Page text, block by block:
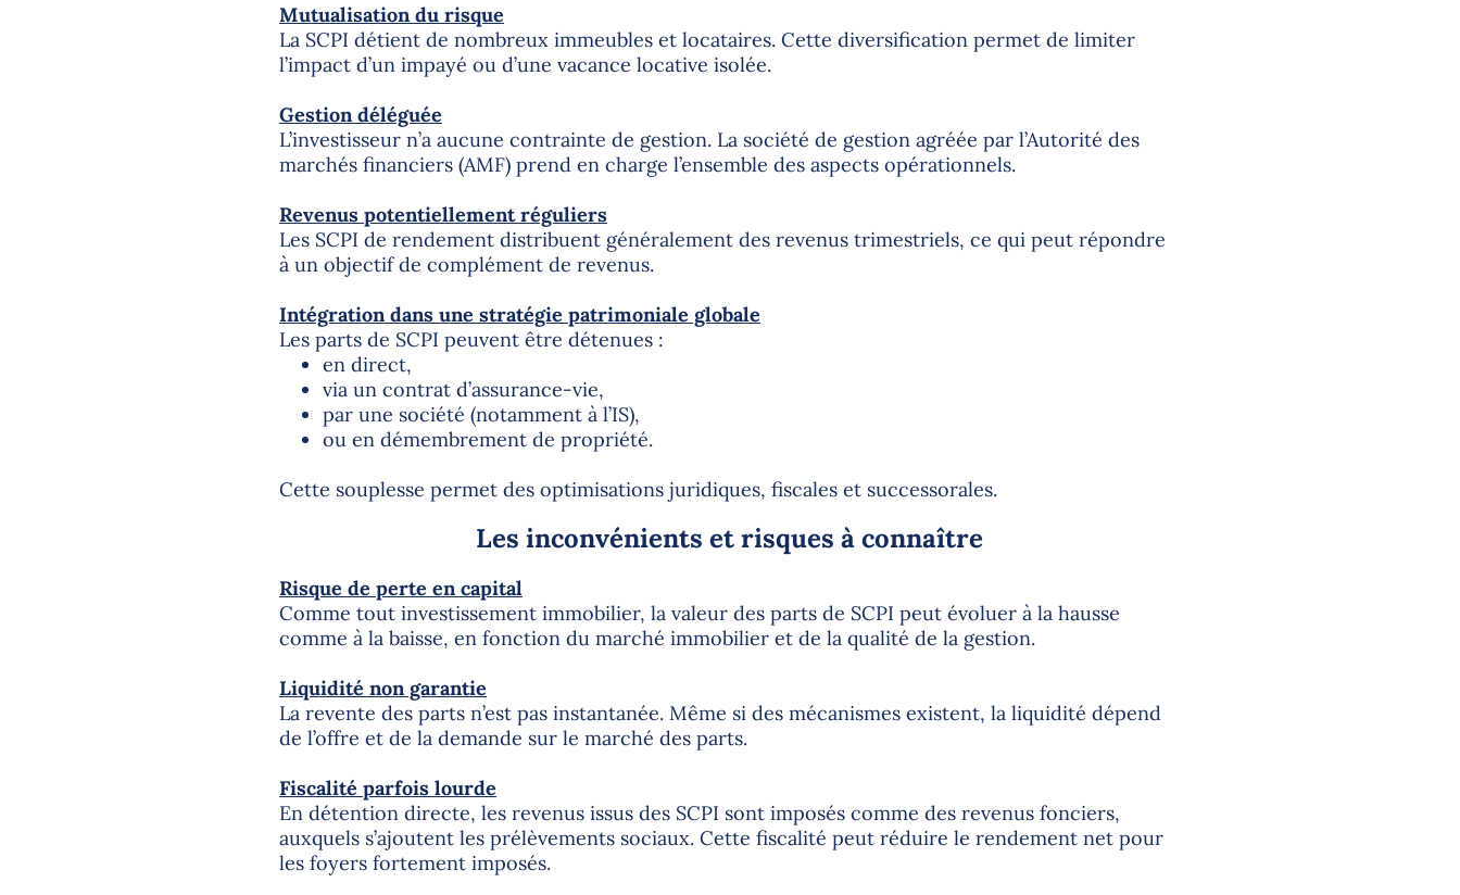
Mutualisation du risque
La SCPI détient de nombreux immeubles et locataires. Cette diversification permet de limiter
l’impact d’un impayé ou d’une vacance locative isolée.
Gestion déléguée
L’investisseur n’a aucune contrainte de gestion. La société de gestion agréée par l’Autorité des
marchés financiers (AMF) prend en charge l’ensemble des aspects opérationnels.
Revenus potentiellement réguliers
Les SCPI de rendement distribuent généralement des revenus trimestriels, ce qui peut répondre
à un objectif de complément de revenus.
Intégration dans une stratégie patrimoniale globale
Les parts de SCPI peuvent être détenues :
en direct,
via un contrat d’assurance-vie,
par une société (notamment à l’IS),
ou en démembrement de propriété.
Cette souplesse permet des optimisations juridiques, fiscales et successorales.
Les inconvénients et risques à connaître
Risque de perte en capital
Comme tout investissement immobilier, la valeur des parts de SCPI peut évoluer à la hausse
comme à la baisse, en fonction du marché immobilier et de la qualité de la gestion.
Liquidité non garantie
La revente des parts n’est pas instantanée. Même si des mécanismes existent, la liquidité dépend
de l’offre et de la demande sur le marché des parts.
Fiscalité parfois lourde
En détention directe, les revenus issus des SCPI sont imposés comme des revenus fonciers,
auxquels s’ajoutent les prélèvements sociaux. Cette fiscalité peut réduire le rendement net pour
les foyers fortement imposés.